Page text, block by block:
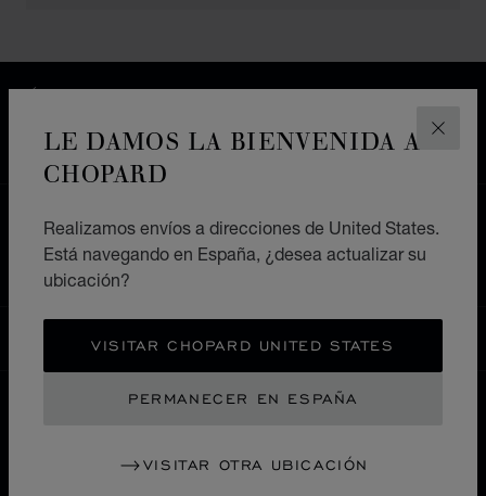
LE DAMOS LA BIENVENIDA A
CHOPARD
Realizamos envíos a direcciones de United States.
Está navegando en España, ¿desea actualizar su
ubicación?
VISITAR CHOPARD UNITED STATES
PERMANECER EN ESPAÑA
VISITAR OTRA UBICACIÓN
DEVOLUCIONES Y CAMBIOS
HOME ENCUENTRE SU TIENDA
TODAS LAS TIENDAS EUROPA ITALIA TORINO
ESPAÑA
LOCALIZACIÓN (CAMBIAR PAÍS)
CAMBIAR PAÍS